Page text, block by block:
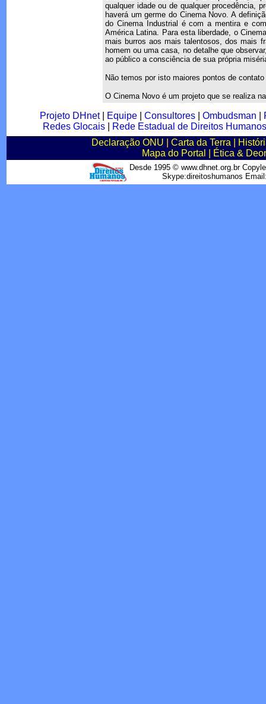
qualquer idade ou de qualquer procedência,
haverá um germe do Cinema Novo. A
do Cinema Industrial é com a mentira e
América Latina. Para esta liberdade, o
mais burros aos mais talentosos, dos mais
homem ou uma casa, no detalhe que
ao público a consciência de sua própria
Não temos por isto maiores pontos de
O Cinema Novo é um projeto que se realiza
Projeto DHnet| Equipe| Consultores| Ombudsman
Redes Glocais|
Rede Estadual de Direitos
Declaração ONU
Carta da Terra
Mapa do Portal
Ética &
Desde 1995 © www.dhnet.org.br
Skype:direitoshumanos